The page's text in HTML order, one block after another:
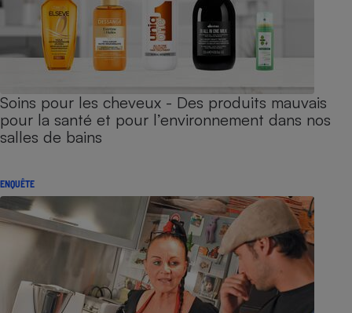
Soins pour les cheveux - Des produits mauvais
pour la santé et pour l’environnement dans nos
salles de bains
ENQUÊTE